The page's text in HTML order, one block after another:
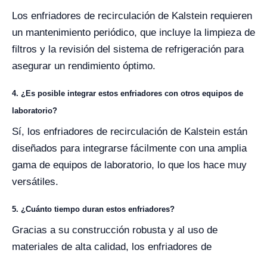
Los enfriadores de recirculación de Kalstein requieren
un mantenimiento periódico, que incluye la limpieza de
filtros y la revisión del sistema de refrigeración para
asegurar un rendimiento óptimo.
4. ¿Es posible integrar estos enfriadores con otros equipos de
laboratorio?
Sí, los enfriadores de recirculación de Kalstein están
diseñados para integrarse fácilmente con una amplia
gama de equipos de laboratorio, lo que los hace muy
versátiles.
5. ¿Cuánto tiempo duran estos enfriadores?
Gracias a su construcción robusta y al uso de
materiales de alta calidad, los enfriadores de